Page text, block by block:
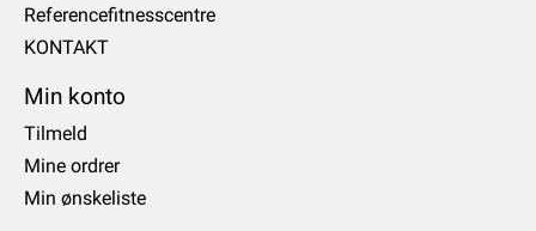
Referencefitnesscentre
KONTAKT
Min konto
Tilmeld
Mine ordrer
Min ønskeliste